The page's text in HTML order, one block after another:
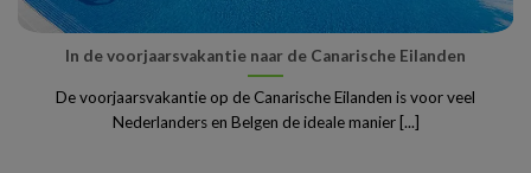
In de voorjaarsvakantie naar de Canarische Eilanden
De voorjaarsvakantie op de Canarische Eilanden is voor veel
Nederlanders en Belgen de ideale manier [...]